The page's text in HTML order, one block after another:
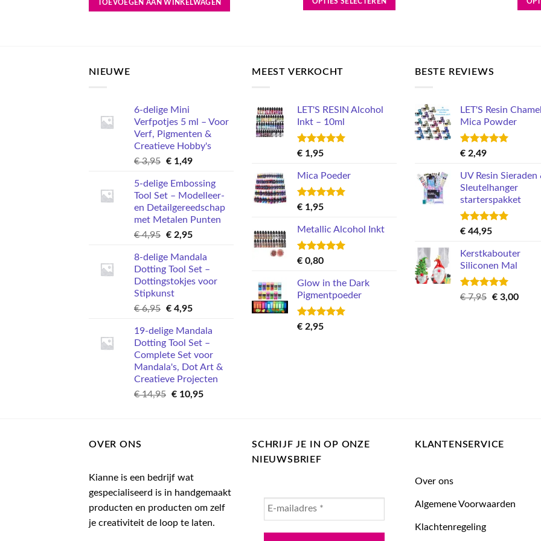
TOEVOEGEN AAN WINKELWAGEN
€ 3,15.€ 2,73.
OPTIES SELECTEREN
variaties.
kan
gekozen
worden
op
kan
NIEUWE
6-delige Mini
Verfpotjes 5 ml – Voor
Verf, Pigmenten &
Creatieve Hobby's
€3,95 Oorspronkelijke
was:
€ 3,95.
€1,49Huidige
is:
€ 1,49.
5-delige Embossing
Tool Set – Modelleer-
en Detailgereedschap
met Metalen Punten
€4,95 Oorspronkelijke
was:
€ 4,95.
€2,95Huidige
is:
€ 2,95.
8-delige Mandala
Dotting Tool Set –
Dottingstokjes voor
Stipkunst
€6,95 Oorspronkelijke
was:
€ 6,95.
€4,95Huidige
is:
€ 4,95.
19-delige Mandala
Dotting Tool Set –
Complete Set voor
Mandala's, Dot Art &
Creatieve Projecten
€14,95 Oorspronkelijke
€10,95Huidige
MEEST VERKOCHT
LET'S RESIN Alcohol
Inkt – 10ml
Gewaardeerd
€ 1,95
Mica Poeder
Gewaardeerd
€ 1,95
Metallic Alcohol Inkt
Gewaardeerd
€ 0,80
Glow in the Dark
Pigmentpoeder
Gewaardeerd
€ 2,95
BESTE REVIEWS
LET'S Resin
Mica Powder
Gewaardeerd
€ 2,49
UV Resin Sieraden
Sleutelhanger
starterspakket
Gewaardeerd
€ 44,95
Kerstkabouter
Siliconen Mal
Gewaardeerd
€7,95 €3,00
OVER ONS
Kianne is een bedrijf wat
gespecialiseerd is in handgemaakt
producten en producten om zelf
je creativiteit de loop te laten.
SCHRIJF JE IN OP ONZE
NIEUWSBRIEF
KLANTENSERVICE
Over ons
Algemene Voorwaarden
Klachtenregeling